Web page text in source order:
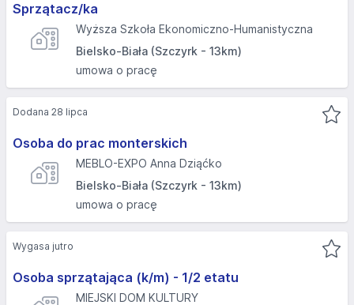
Sprzątacz/ka
Wyższa Szkoła Ekonomiczno-Humanistyczna
Bielsko-Biała (Szczyrk - 13km)
umowa o pracę
Osoba do prac monterskich
MEBLO-EXPO Anna Dziąćko
Bielsko-Biała (Szczyrk - 13km)
umowa o pracę
Dodana 28 lipca
Osoba sprzątająca (k/m) - 1/2 etatu
MIEJSKI DOM KULTURY
Wygasa jutro